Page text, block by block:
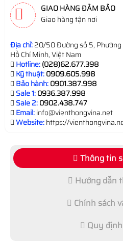
GIAO HÀNG ĐẢM BẢO
Giao hàng tận nơi
Địa chỉ:20/50 Đường số 5,
Hồ Chí Minh, Việt Nam
Hotline:(028)62.677.398
Kỹ thuật:0909.605.998
Bảo hành:0901.387.998
Sale 1:0936.387.998
Sale 2:0902.438.747
Email:info@vienthongvina.net
Website:https://
Thông tin
Hướng dẫn
Chính sách
Quy